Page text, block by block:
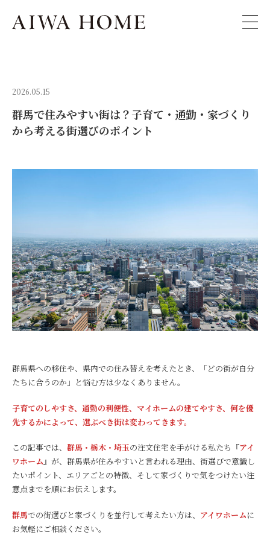
2026.05.15
群馬で住みやすい街は？子育て・通勤・家づくり
から考える街選びのポイント
群馬県への移住や、県内での住み替えを考えたとき、「どの街が自分
たちに合うのか」と悩む方は少なくありません。
子育てのしやすさ、通勤の利便性、マイホームの建てやすさ、何を優
先するかによって、選ぶべき街は変わってきます。
この記事では、 群馬・栃木・埼玉の注文住宅を手がける私たち『アイ
ワホーム』が、群馬県が住みやすいと言われる理由、街選びで意識し
たいポイント、エリアごとの特徴、そして家づくりで気をつけたい注
意点までを順にお伝えします。
群馬での街選びと家づくりを並行して考えたい方は、 アイワホームに
お気軽にご相談ください。